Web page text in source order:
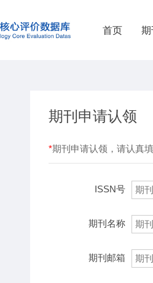
首页 期
期刊申请认领
*期刊申请认领，请认真
ISSN号
期刊名称
期刊邮箱